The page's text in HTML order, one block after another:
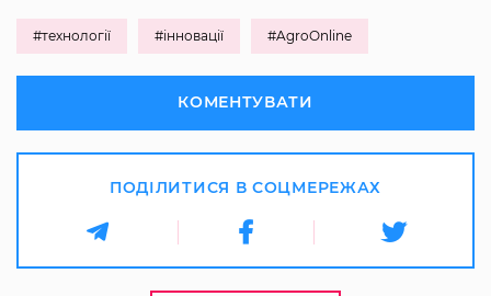
#технології #інновації #AgroOnline
КОМЕНТУВАТИ
ПОДІЛИТИСЯ В СОЦМЕРЕЖАХ